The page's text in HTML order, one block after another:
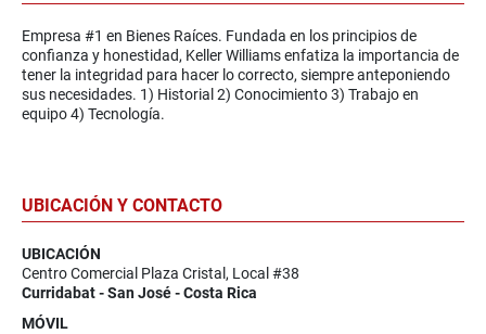
Empresa #1 en Bienes Raíces. Fundada en los principios de
confianza y honestidad, Keller Williams enfatiza la importancia de
tener la integridad para hacer lo correcto, siempre anteponiendo
sus necesidades. 1) Historial 2) Conocimiento 3) Trabajo en
equipo 4) Tecnología.
UBICACIÓN Y CONTACTO
UBICACIÓN
Centro Comercial Plaza Cristal, Local #38
Curridabat - San José - Costa Rica
MÓVIL